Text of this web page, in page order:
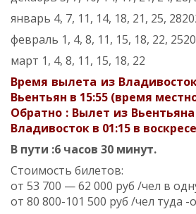
январь 4, 7, 11, 14, 18, 21, 25,
февраль 1, 4, 8, 11, 15, 18, 22,
март 1, 4, 8, 11, 15, 18, 22
Время вылета из
Вьентьян в 15:55 (время
Обратно : Вылет из
Владивосток в 01:15 в
В пути :6 часов 30 минут.
Стоимость билетов:
от 53 700 — 62 000 руб /чел в
от 80 800-101 500 руб /чел туда -